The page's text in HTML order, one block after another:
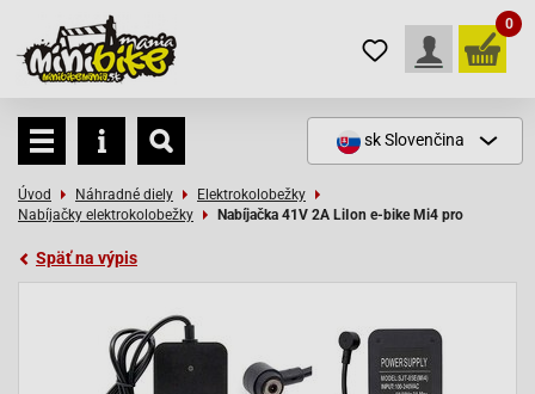
0
skSlovenčina
Úvod Náhradné diely
Elektrokolobežky
Nabíjačky elektrokolobežky
Nabíjačka 41V 2A LiIon e-bike Mi4 pro
Späť na výpis